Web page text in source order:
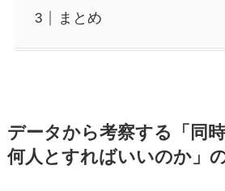
まとめ
データから考察する「同
何人とすればいいのか」